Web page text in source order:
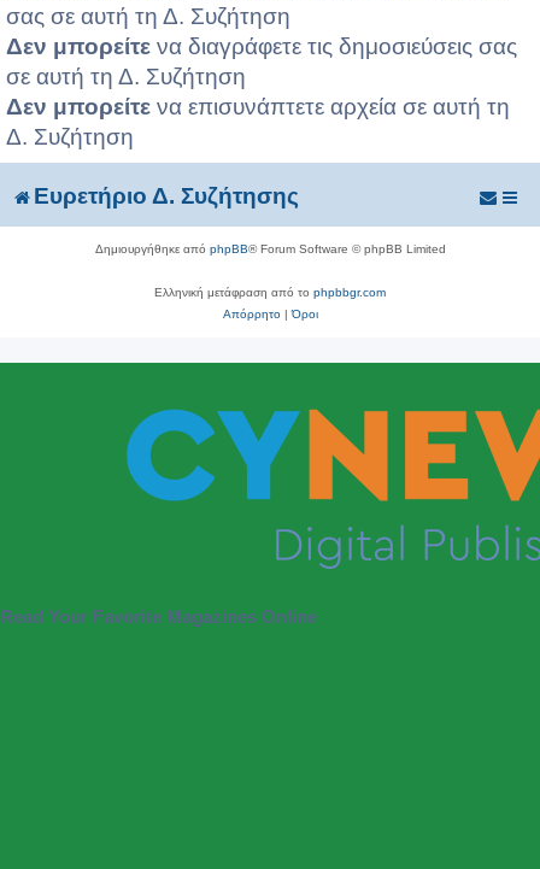
σας σε αυτή τη Δ. Συζήτηση
Δεν μπορείτε να διαγράφετε τις δημοσιεύσεις σας
σε αυτή τη Δ. Συζήτηση
Δεν μπορείτε να επισυνάπτετε αρχεία σε αυτή τη
Δ. Συζήτηση
Ευρετήριο Δ. Συζήτησης
Δημιουργήθηκε από phpBB® Forum Software © phpBB Limited
Ελληνική μετάφραση από το phpbbgr.com
Απόρρητο|Όροι
Read Your Favorite Magazines Online